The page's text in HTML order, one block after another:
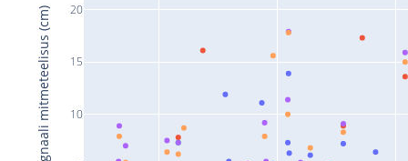
10
15
20
Signaali mitmeteelisus (cm)